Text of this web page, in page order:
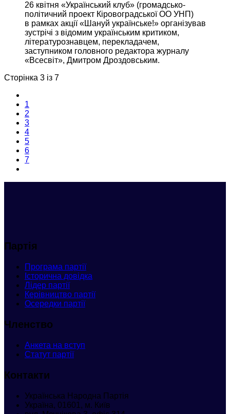
26 квітня «Український клуб» (громадсько-
політичний проект Кіровоградської ОО УНП)
в рамках акції «Шануй українське!» організував
зустрічі з відомим українським критиком,
літературознавцем, перекладачем,
заступником головного редактора журналу
«Всесвіт», Дмитром Дроздовським.
Сторінка 3 із 7
1
2
3
4
5
6
7
Партія
Програма партії
Історична довідка
Лідер партії
Керівництво партії
Осередки партії
Членство
Анкета на вступ
Статут партії
Контакти
Українська Народна Партія
Україна, 01601, м. Київ